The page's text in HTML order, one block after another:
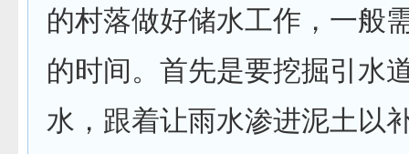
的村落做好储水工作，一般
的时间。首先是要挖掘引水
水，跟着让雨水渗进泥土以